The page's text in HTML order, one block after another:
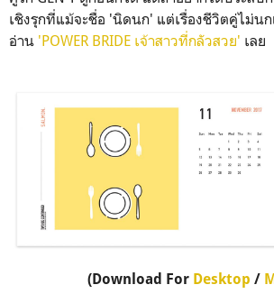
เชิงรุกที่แม้จะชื่อ 'นิดนก' แต่เรื่องชีวิตคู่ไม่น
อ่าน 'POWER BRIDE เจ้าสาวที่กลัวสวย' เลย
(Download For Desktop /